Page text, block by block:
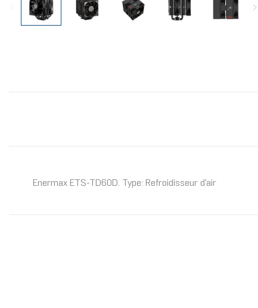
Enermax ETS-TD60D. Type: Refroidisseur d'air